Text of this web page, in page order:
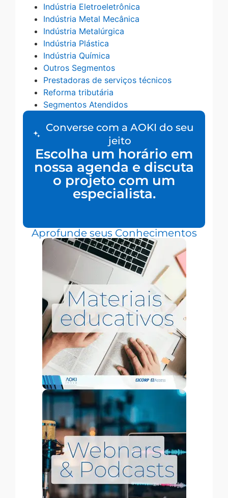
Indústria Eletroeletrônica
Indústria Metal Mecânica
Indústria Metalúrgica
Indústria Plástica
Indústria Química
Outros Segmentos
Prestadoras de serviços técnicos
Reforma tributária
Segmentos Atendidos
Converse com a AOKI do seu
jeito
Escolha um horário em
nossa agenda e discuta
o projeto com um
especialista.
Aprofunde seus Conhecimentos